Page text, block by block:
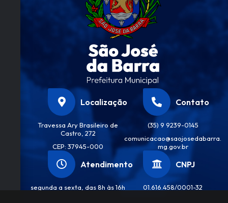
Localização
Travessa Ary Brasileiro de
Castro, 272
CEP: 37945-000
Contato
(35) 9 9239-0145
comunicacao@saojosedabarra.
mg.gov.br
Atendimento
segunda a sexta, das 8h às 16h
CNPJ
01.616.458/0001-32